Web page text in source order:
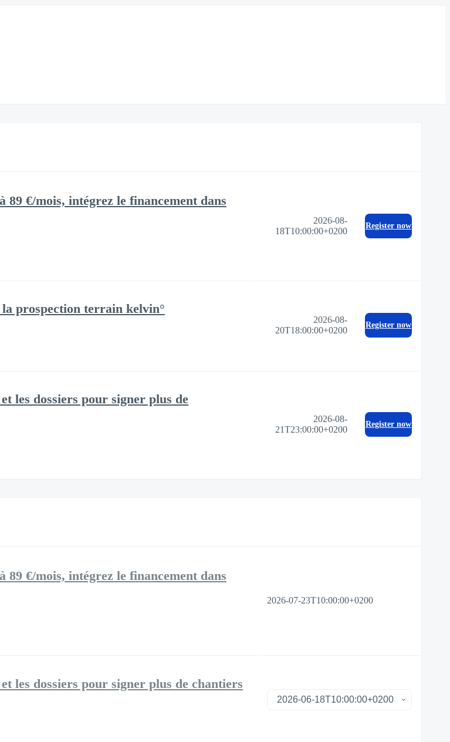
€/mois, intégrez le financement dans
2026-08-
18T10:00:00+0200
Register now
prospection terrain kelvin°
2026-08-
20T18:00:00+0200
Register now
les dossiers pour signer plus de
2026-08-
21T23:00:00+0200
Register now
€/mois, intégrez le financement dans
2026-07-23T10:00:00+0200
les dossiers pour signer plus de chantiers